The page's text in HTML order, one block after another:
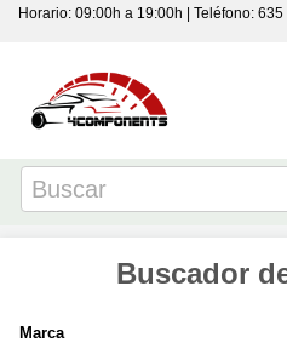
Horario: 09:00h a 19:00h | Teléfono:
Buscador
Marca